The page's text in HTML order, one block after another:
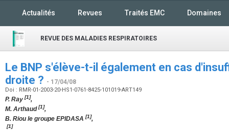
Actualités Revues Traités EMC Domaines
REVUE DES MALADIES RESPIRATOIRES
Le BNP s'élève-t-il également en cas
droite ? - 17/04/08
Doi : RMR-01-2003-20-HS1-0761-8425-101019-ART149
P. Ray [1],
M. Arthaud[1],
B. Riou le groupe EPIDASA [1],
[1]